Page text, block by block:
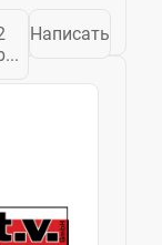
в
в
Написать